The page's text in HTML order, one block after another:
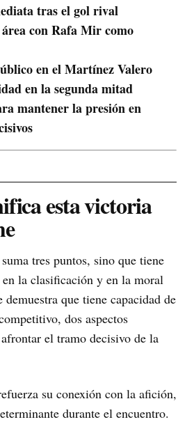
tras el gol rival
con Rafa Mir como
en el Martínez Valero
en la segunda mitad
mantener la presión en
esta victoria
tres puntos, sino que tiene
la clasificación y en la moral
que tiene capacidad de
dos aspectos
el tramo decisivo de la
su conexión con la afición,
durante el encuentro.